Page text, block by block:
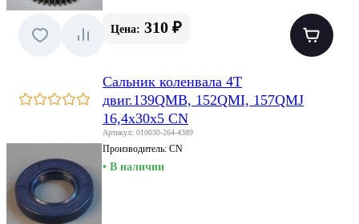
Цена: 310 ₽
Сальник коленвала 4T
двиг.139QMB, 152QMI, 157QMJ
16,4x30x5 CN
Артикул: 010030-264-4389
Производитель: CN
• В наличии